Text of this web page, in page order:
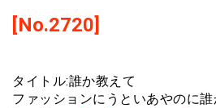
[No.2720]
タイトル:誰か教えて
ファッションにうといあやのに誰